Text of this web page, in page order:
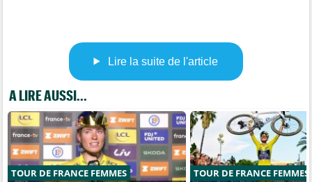
Lire la suite de l'article
A LIRE AUSSI...
TOUR DE FRANCE FEMMES TOUR DE FRANCE FEMMES